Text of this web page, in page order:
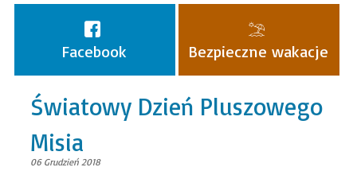
Facebook Bezpieczne wakacje
Światowy Dzień Pluszowego
Misia
06 Grudzień 2018